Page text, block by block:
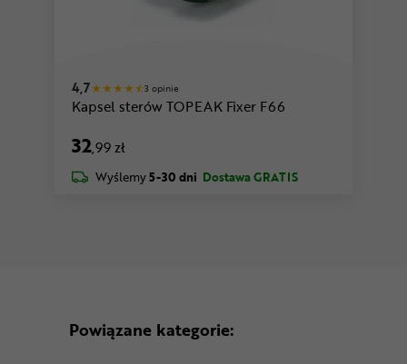
4,7 3 opinie
Kapsel sterów TOPEAK Fixer F66
32,99 zł
Wyślemy5-30 dni Dostawa GRATIS
Powiązane kategorie: